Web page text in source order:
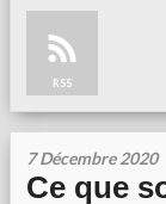
RSS
7 Décembre 2020
Ce que